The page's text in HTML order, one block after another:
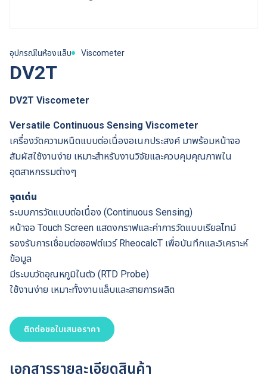
อุปกรณ์ในห้องแล็บ Viscometer
DV2T
DV2T Viscometer
Versatile Continuous Sensing Viscometer
เครื่องวัดความหนืดแบบต่อเนื่องอเนกประสงค์ มาพร้อมหน้าจอ
สัมผัสใช้งานง่าย เหมาะสำหรับงานวิจัยและควบคุมคุณภาพใน
อุตสาหกรรมต่างๆ
จุดเด่น
ระบบการวัดแบบต่อเนื่อง (Continuous Sensing)
หน้าจอ Touch Screen แสดงกราฟและค่าการวัดแบบเรียลไทม์
รองรับการเชื่อมต่อซอฟต์แวร์ RheocalcT เพื่อบันทึกและวิเคราะห์
ข้อมูล
มีระบบวัดอุณหภูมิในตัว (RTD Probe)
ใช้งานง่าย เหมาะทั้งงานแล็บและสายการผลิต
ติดต่อขอใบเสนอราคา
เอกสารรายละเอียดสินค้า